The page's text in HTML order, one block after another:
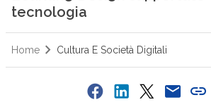
tecnologia
Home Cultura E Società Digitali